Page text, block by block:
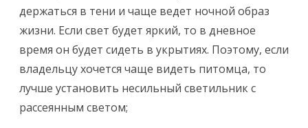
держаться в тени и чаще ведет ночной образ
жизни. Если свет будет яркий, то в дневное
время он будет сидеть в укрытиях. Поэтому, если
владельцу хочется чаще видеть питомца, то
лучше установить несильный светильник с
рассеянным светом;